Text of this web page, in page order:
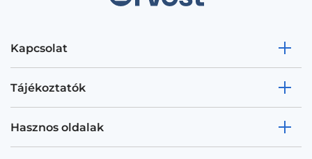
Kapcsolat
Tájékoztatók
Hasznos oldalak